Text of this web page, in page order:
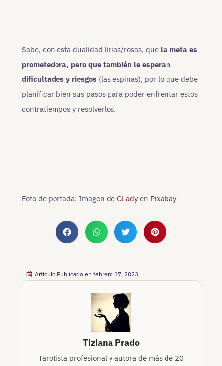
Sabe, con esta dualidad lirios/rosas, que la meta es
prometedora, pero que también le esperan
dificultades y riesgos (las espinas), por lo que debe
planificar bien sus pasos para poder enfrentar estos
contratiempos y resolverlos.
Foto de portada: Imagen de GLady en Pixabay
Artículo Publicado en febrero 17, 2023
Tiziana Prado
Tarotista profesional y autora de más de 20